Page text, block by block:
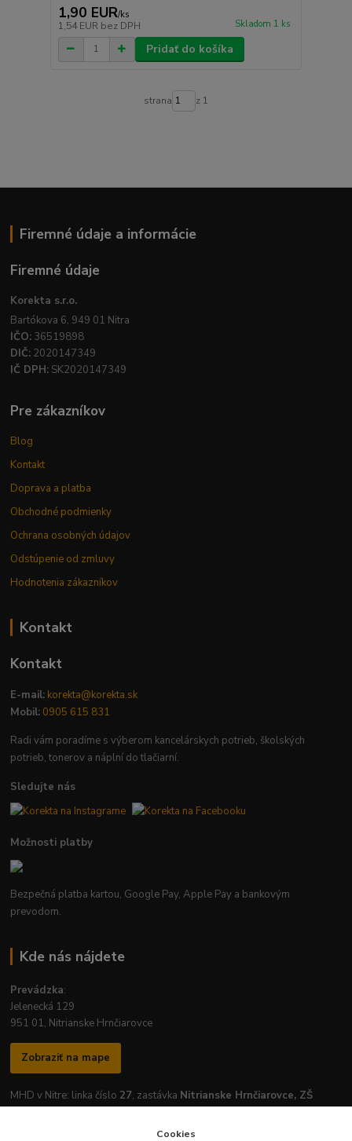
1,90 EUR/ks
1,54 EUR bez DPH Skladom 1 ks
Pridať do košíka
strana z 1
Firemné údaje a informácie
Firemné údaje
Korekta s.r.o.
Bartókova 6, 949 01 Nitra
IČO: 36519898
DIČ: 2020147349
IČ DPH: SK2020147349
Pre zákazníkov
Blog
Kontakt
Doprava a platba
Obchodné podmienky
Ochrana osobných údajov
Odstúpenie od zmluvy
Hodnotenia zákazníkov
Kontakt
Kontakt
E-mail: korekta@korekta.sk
Mobil: 0905 615 831
Radi vám poradíme s výberom kancelárskych potrieb, školských
potrieb, tonerov a náplní do tlačiarní.
Sledujte nás
Možnosti platby
Bezpečná platba kartou, Google Pay, Apple Pay a bankovým
prevodom.
Kde nás nájdete
Prevádzka:
Jelenecká 129
951 01, Nitrianske Hrnčiarovce
Zobraziť na mape
MHD v Nitre: linka číslo 27, zastávka Nitrianske Hrnčiarovce, ZŠ
Cookies